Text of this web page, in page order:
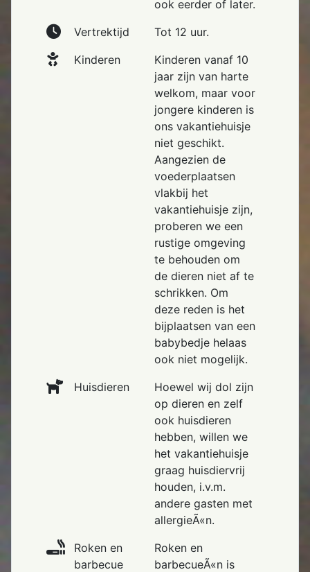
ook eerder of later.
Vertrektijd
Tot 12 uur.
Kinderen
Kinderen vanaf 10
jaar zijn van harte
welkom, maar voor
jongere kinderen is
ons vakantiehuisje
niet geschikt.
Aangezien de
voederplaatsen
vlakbij het
vakantiehuisje zijn,
proberen we een
rustige omgeving
te behouden om
de dieren niet af te
schrikken. Om
deze reden is het
bijplaatsen van een
babybedje helaas
ook niet mogelijk.
Huisdieren
Hoewel wij dol zijn
op dieren en zelf
ook huisdieren
hebben, willen we
het vakantiehuisje
graag huisdiervrij
houden, i.v.m.
andere gasten met
allergieÃ«n.
Roken en
barbecue
Roken en
barbecueÃ«n is